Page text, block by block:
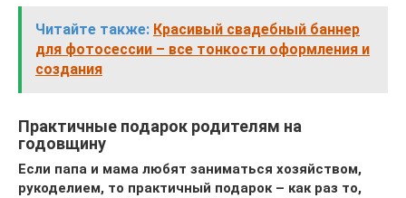
Читайте также: Красивый свадебный баннер
для фотосессии – все тонкости оформления и
создания
Практичные подарок родителям на
годовщину
Если папа и мама любят заниматься хозяйством,
рукоделием, то практичный подарок – как раз то,